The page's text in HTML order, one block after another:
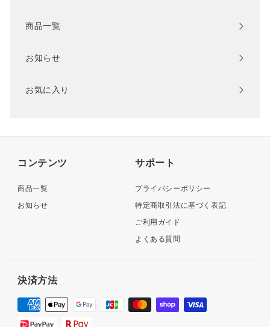
商品一覧
お知らせ
お気に入り
コンテンツ
商品一覧
お知らせ
サポート
プライバシーポリシー
特定商取引法に基づく表記
ご利用ガイド
よくある質問
決済方法